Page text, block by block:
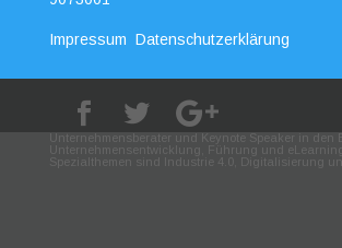
Impressum Datenschutzerklärung
Unternehmensberater und Keynote Speaker in den
Unternehmensentwicklung, Führung und
Spezialthemen sind Industrie 4.0, Digitalisierung